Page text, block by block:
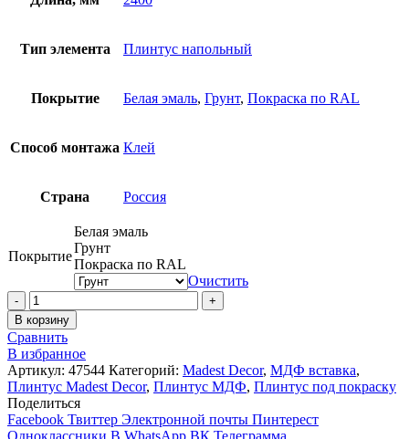
Тип элемента Плинтус напольный
Покрытие Белая эмаль, Грунт, Покраска по RAL
Способ монтажа Клей
Страна Россия
Покрытие
Белая эмаль
Грунт
Покраска по RAL
Очистить
Количество
В корзину
Сравнить
В избранное
Артикул: 47544 Категорий: Madest Decor, МДФ вставка,
Плинтус Madest Decor, Плинтус МДФ, Плинтус под покраску
Поделиться
Facebook Твиттер Электронной почты Пинтерест
Одноклассники В WhatsApp ВК Телеграмма